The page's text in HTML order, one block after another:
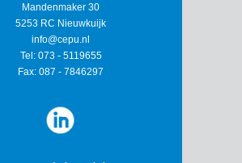
Mandenmaker 30
5253 RC Nieuwkuijk
info@cepu.nl
Tel: 073 - 5119655
Fax: 087 - 7846297